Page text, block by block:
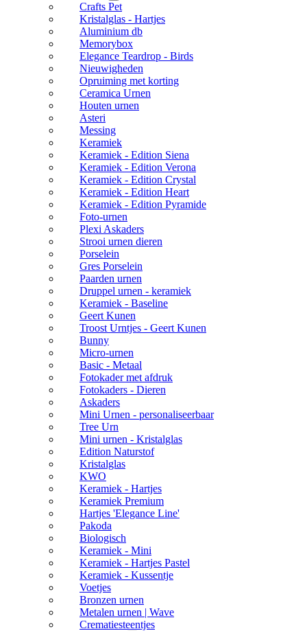
Crafts Pet
Kristalglas - Hartjes
Aluminium db
Memorybox
Elegance Teardrop - Birds
Nieuwigheden
Opruiming met korting
Ceramica Urnen
Houten urnen
Asteri
Messing
Keramiek
Keramiek - Edition Siena
Keramiek - Edition Verona
Keramiek - Edition Crystal
Keramiek - Edition Heart
Keramiek - Edition Pyramide
Foto-urnen
Plexi Askaders
Strooi urnen dieren
Porselein
Gres Porselein
Paarden urnen
Druppel urnen - keramiek
Keramiek - Baseline
Geert Kunen
Troost Urntjes - Geert Kunen
Bunny
Micro-urnen
Basic - Metaal
Fotokader met afdruk
Fotokaders - Dieren
Askaders
Mini Urnen - personaliseerbaar
Tree Urn
Mini urnen - Kristalglas
Edition Naturstof
Kristalglas
KWO
Keramiek - Hartjes
Keramiek Premium
Hartjes 'Elegance Line'
Pakoda
Biologisch
Keramiek - Mini
Keramiek - Hartjes Pastel
Keramiek - Kussentje
Voetjes
Bronzen urnen
Metalen urnen | Wave
Crematiesteentjes